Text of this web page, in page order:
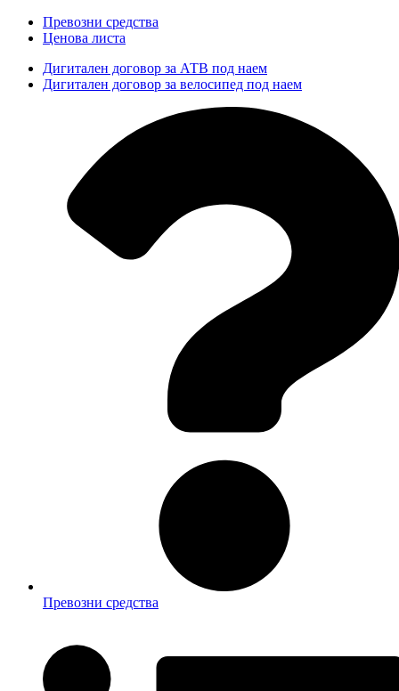
Превозни средства
Ценова листа
Дигитален договор за АТВ под наем
Дигитален договор за велосипед под наем
Превозни средства